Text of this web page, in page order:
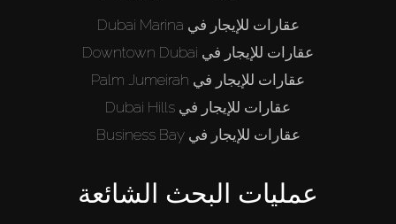
عقارات للإيجار في Dubai Marina
عقارات للإيجار في Downtown Dubai
عقارات للإيجار في Palm Jumeirah
عقارات للإيجار في Dubai Hills
عقارات للإيجار في Business Bay
عمليات البحث الشائعة